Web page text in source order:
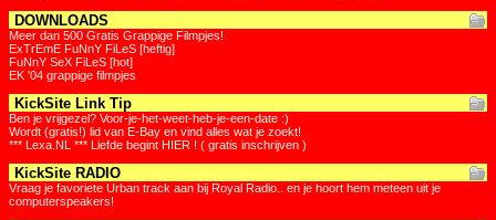
DOWNLOADS
Meer dan 500 Gratis Grappige Filmpjes!
ExTrEmE FuNnY FiLeS [heftig]
FuNnY SeX FiLeS [hot]
EK '04 grappige filmpjes
KickSite Link Tip
Ben je vrijgezel? Voor-je-het-weet-heb-je-een-date :)
Wordt (gratis!) lid van E-Bay en vind alles wat je zoekt!
*** Lexa.NL *** Liefde begint HIER ! ( gratis inschrijven )
KickSite RADIO
Vraag je favoriete Urban track aan bij Royal Radio.. en je hoort hem meteen uit je
computerspeakers!